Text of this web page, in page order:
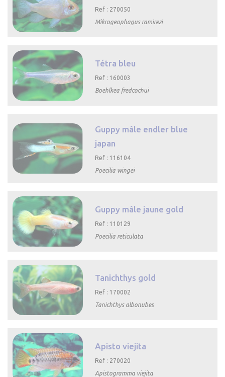
Ref : 270050
Mikrogeophagus ramirezi
Tétra bleu
Ref : 160003
Boehlkea fredcochui
Guppy mâle endler blue
japan
Ref : 116104
Poecilia wingei
Guppy mâle jaune gold
Ref : 110129
Poecilia reticulata
Tanichthys gold
Ref : 170002
Tanichthys albonubes
Apisto viejita
Ref : 270020
Apistogramma viejita